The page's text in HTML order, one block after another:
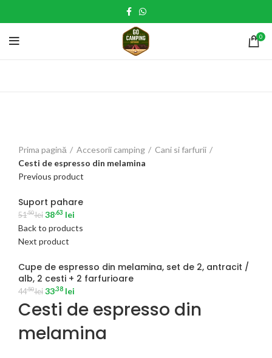
0
Prima pagină
Accesorii camping
Cani si farfurii
Cesti de espresso din melamina
Previous product
Suport pahare
51.50lei 38.63 lei
Back to products
Next product
Cupe de espresso din melamina, set de 2, antracit /
alb, 2 cesti + 2 farfurioare
44.50lei 33.38 lei
Cesti de espresso din
melamina